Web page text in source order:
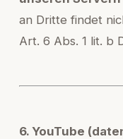
an Dritte findet
Art. 6 Abs. 1 lit. b
6. YouTube